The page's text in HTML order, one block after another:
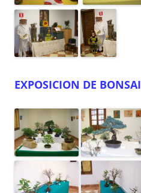
EXPOSICION DE BONSAI